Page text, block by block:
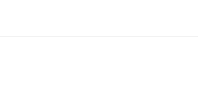
紐約期金最新跌1%，報4244美元，現貨金
體風險目前看來受控，甚至可以說雙方都表